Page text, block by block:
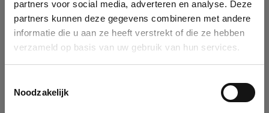
partners voor social media, adverteren en analyse. Deze
partners kunnen deze gegevens combineren met andere
informatie die u aan ze heeft verstrekt of die ze hebben
verzameld op basis van uw gebruik van hun services.
Noodzakelijk
Please fill in your company details
form. If you don't find your company in our database, you can create
a new company record with the button below.
Voir les détails
Ok